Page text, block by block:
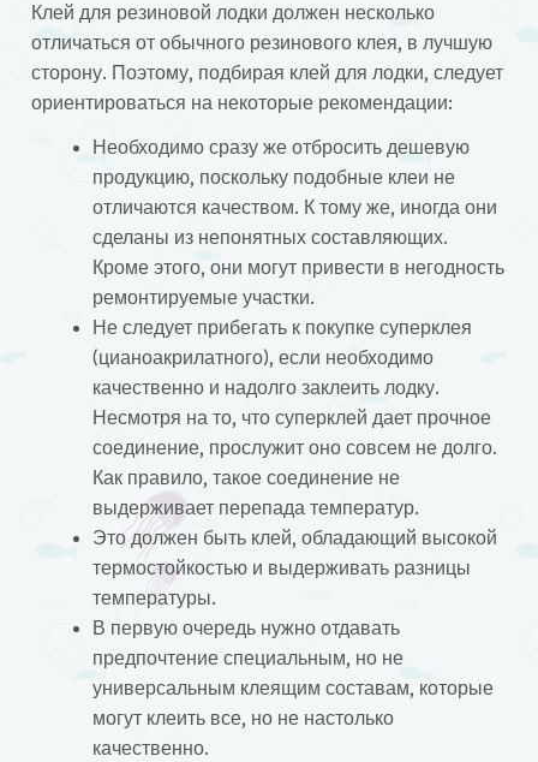
Клей для резиновой лодки должен несколько
отличаться от обычного резинового клея, в лучшую
сторону. Поэтому, подбирая клей для лодки, следует
ориентироваться на некоторые рекомендации:
Необходимо сразу же отбросить дешевую
продукцию, поскольку подобные клеи не
отличаются качеством. К тому же, иногда они
сделаны из непонятных составляющих.
Кроме этого, они могут привести в негодность
ремонтируемые участки.
Не следует прибегать к покупке суперклея
(цианоакрилатного), если необходимо
качественно и надолго заклеить лодку.
Несмотря на то, что суперклей дает прочное
соединение, прослужит оно совсем не долго.
Как правило, такое соединение не
выдерживает перепада температур.
Это должен быть клей, обладающий высокой
термостойкостью и выдерживать разницы
температуры.
В первую очередь нужно отдавать
предпочтение специальным, но не
универсальным клеящим составам, которые
могут клеить все, но не настолько
качественно.